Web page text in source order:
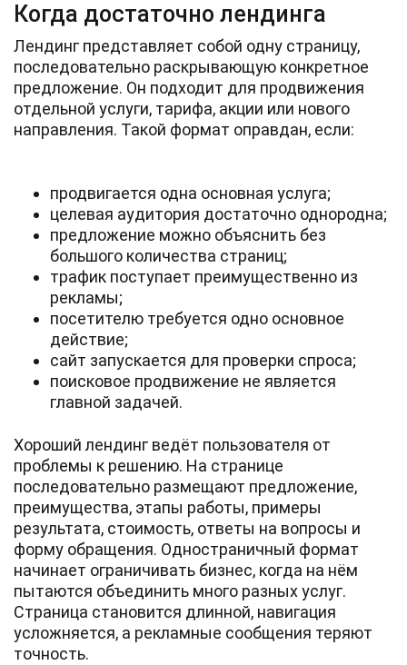
Когда достаточно лендинга
Лендинг представляет собой одну страницу,
последовательно раскрывающую конкретное
предложение. Он подходит для продвижения
отдельной услуги, тарифа, акции или нового
направления. Такой формат оправдан, если:
продвигается одна основная услуга;
целевая аудитория достаточно однородна;
предложение можно объяснить без
большого количества страниц;
трафик поступает преимущественно из
рекламы;
посетителю требуется одно основное
действие;
сайт запускается для проверки спроса;
поисковое продвижение не является
главной задачей.
Хороший лендинг ведёт пользователя от
проблемы к решению. На странице
последовательно размещают предложение,
преимущества, этапы работы, примеры
результата, стоимость, ответы на вопросы и
форму обращения. Одностраничный формат
начинает ограничивать бизнес, когда на нём
пытаются объединить много разных услуг.
Страница становится длинной, навигация
усложняется, а рекламные сообщения теряют
точность.